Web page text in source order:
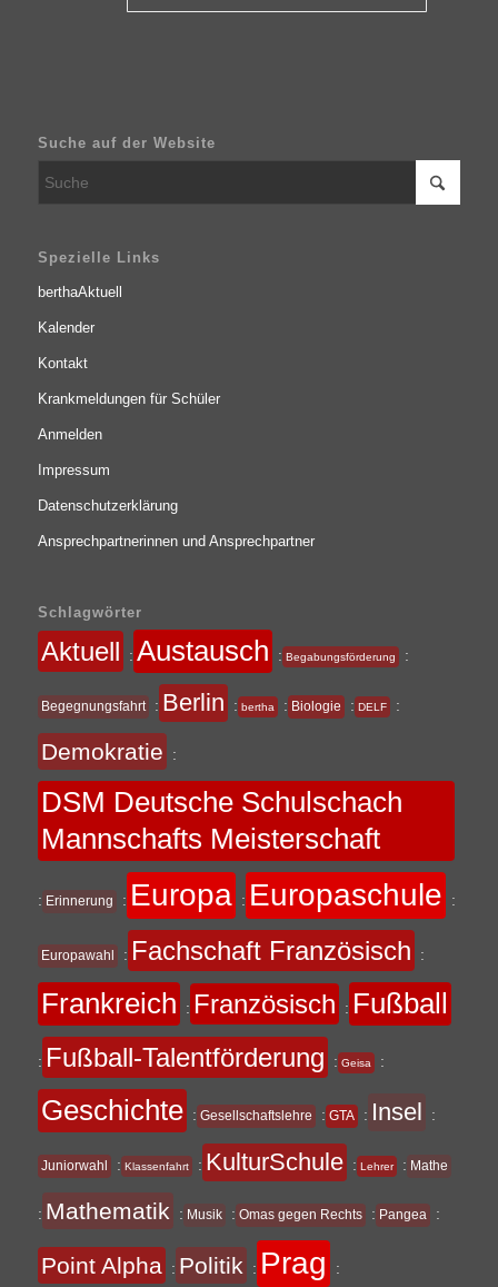
Suche auf der Website
Spezielle Links
berthaAktuell
Kalender
Kontakt
Krankmeldungen für Schüler
Anmelden
Impressum
Datenschutzerklärung
Ansprechpartnerinnen und Ansprechpartner
Schlagwörter
Aktuell : Austausch : Begabungsförderung :
Begegnungsfahrt : Berlin : bertha : Biologie : DELF :
Demokratie :
DSM Deutsche Schulschach
Mannschafts Meisterschaft
: Erinnerung : Europa : Europaschule :
Europawahl : Fachschaft Französisch :
Frankreich : Französisch : Fußball
: Fußball-Talentförderung : Geisa :
Geschichte : Gesellschaftslehre : GTA : Insel :
Juniorwahl : Klassenfahrt : KulturSchule : Lehrer : Mathe
: Mathematik : Musik : Omas gegen Rechts : Pangea :
Point Alpha : Politik : Prag :